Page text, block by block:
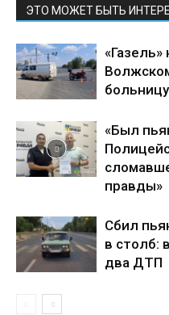
ЭТО МОЖЕТ БЫТЬ
«Газель»
больницу
«Был
правды»
Сбил
в столб:
два ДТП